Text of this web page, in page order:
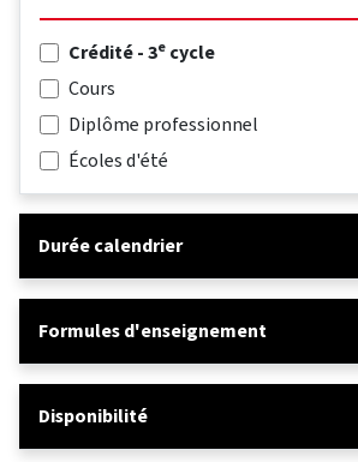
Crédité - 3e cycle
Cours
Diplôme professionnel
Écoles d'été
Durée calendrier
Formules d'enseignement
Disponibilité